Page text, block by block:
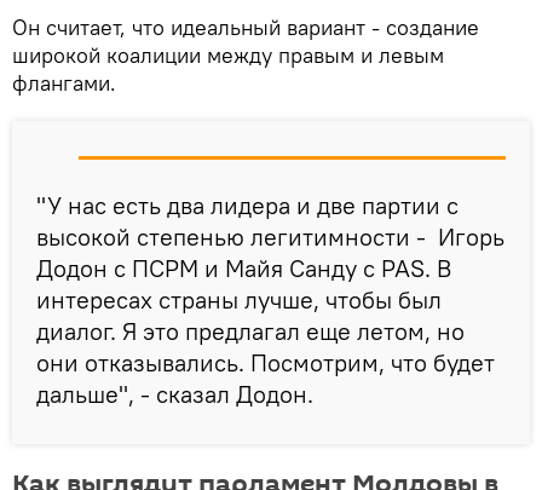
Он считает, что идеальный вариант - создание
широкой коалиции между правым и левым
флангами.
"У нас есть два лидера и две партии с
высокой степенью легитимности - Игорь
Додон с ПСРМ и Майя Санду с PAS. В
интересах страны лучше, чтобы был
диалог. Я это предлагал еще летом, но
они отказывались. Посмотрим, что будет
дальше", - сказал Додон.